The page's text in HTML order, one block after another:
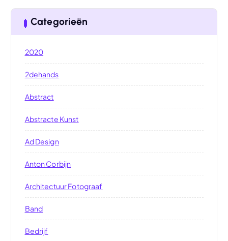
Categorieën
2020
2dehands
Abstract
Abstracte Kunst
Ad Design
Anton Corbijn
Architectuur Fotograaf
Band
Bedrijf